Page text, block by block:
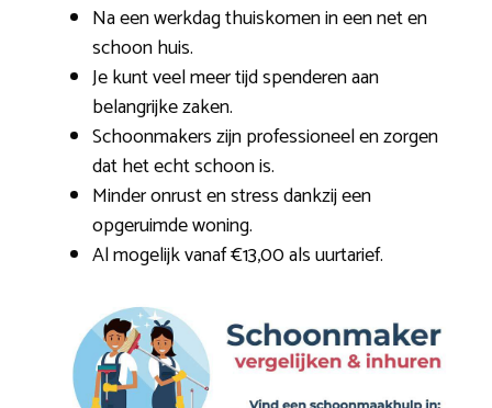
Na een werkdag thuiskomen in een net en
schoon huis.
Je kunt veel meer tijd spenderen aan
belangrijke zaken.
Schoonmakers zijn professioneel en zorgen
dat het echt schoon is.
Minder onrust en stress dankzij een
opgeruimde woning.
Al mogelijk vanaf €13,00 als uurtarief.